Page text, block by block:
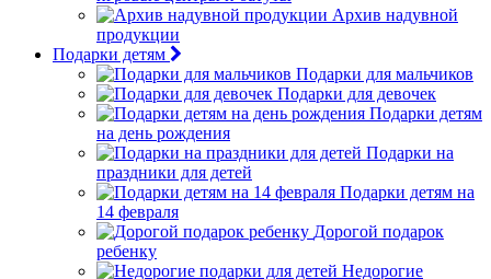
Архив надувной
продукции
Подарки детям
Подарки для мальчиков
Подарки для девочек
Подарки детям
на день рождения
Подарки на
праздники для детей
Подарки детям на
14 февраля
Дорогой подарок
ребенку
Недорогие